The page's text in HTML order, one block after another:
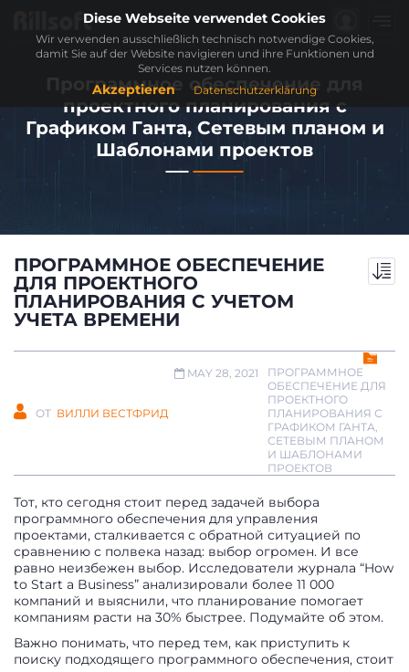
Программное обеспечение для
проектного планирования с
Графиком Ганта, Сетевым планом и
Шаблонами проектов
ПРОГРАММНОЕ ОБЕСПЕЧЕНИЕ
ДЛЯ ПРОЕКТНОГО
ПЛАНИРОВАНИЯ С УЧЕТОМ
УЧЕТА ВРЕМЕНИ
Тот, кто сегодня стоит перед задачей выбора
программного обеспечения для управления
проектами, сталкивается с обратной ситуацией по
сравнению с полвека назад: выбор огромен. И все
равно неизбежен выбор. Исследователи журнала “How
to Start a Business” анализировали более 11 000
компаний и выяснили, что планирование помогает
компаниям расти на 30% быстрее. Подумайте об этом.
Важно понимать, что перед тем, как приступить к
поиску подходящего программного обеспечения, стоит
ОТ ВИЛЛИ ВЕСТФРИД
ПРОГРАММНОЕ
ОБЕСПЕЧЕНИЕ ДЛЯ
ПРОЕКТНОГО
ПЛАНИРОВАНИЯ С
ГРАФИКОМ ГАНТА,
СЕТЕВЫМ ПЛАНОМ
И ШАБЛОНАМИ
ПРОЕКТОВ
MAY 28, 2021
Diese Webseite verwendet Cookies
Wir verwenden ausschließlich technisch notwendige Cookies,
damit Sie auf der Website navigieren und ihre Funktionen und
Services nutzen können.
Akzeptieren Datenschutzerklärung